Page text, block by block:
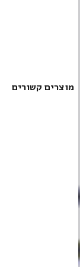
מוצרים קשורים